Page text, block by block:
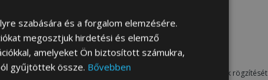
ot, mindegyik sarokba egyet.
salak, stb.
alap ) , kiszintezett betonalaphoz vállalja opcionálisan a garázsok rögzítését
szabására és a forgalom elemzésére.
megosztjuk hirdetési és elemző
amelyeket Ön biztosított számukra,
gyűjtöttek össze. Bővebben